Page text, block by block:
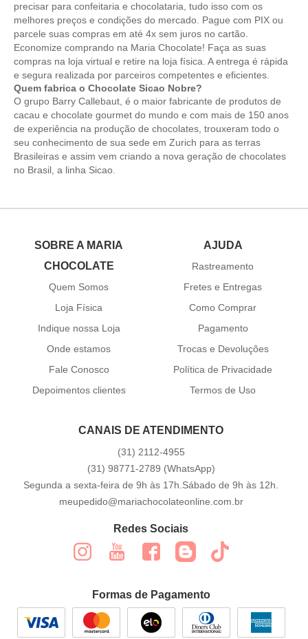
precisar para confeitaria e chocolataria, tudo isso com os
melhores preços e condições do mercado. Pague com PIX ou
parcele suas compras em até 4x sem juros no cartão.
Economize comprando na Maria Chocolate! Faça as suas
compras na loja virtual e retire na loja física. A entrega é rápida
e segura realizada por parceiros competentes e eficientes.
Quem fabrica o Chocolate Sicao Nobre?
O grupo Barry Callebaut, é o maior fabricante de produtos de
cacau e chocolate gourmet do mundo e com mais de 150 anos
de experiência na produção de chocolates, trouxeram todo o
seu conhecimento de sua sede em Zurich para as terras
Brasileiras e assim vem criando a nova geração de chocolates
no Brasil, a linha Sicao.
SOBRE A MARIA
CHOCOLATE
Quem Somos
Loja Física
Indique nossa Loja
Onde estamos
Fale Conosco
Depoimentos clientes
AJUDA
Rastreamento
Fretes e Entregas
Como Comprar
Pagamento
Trocas e Devoluções
Política de Privacidade
Termos de Uso
CANAIS DE ATENDIMENTO
(31) 2112-4955
(31) 98771-2789 (WhatsApp)
Segunda a sexta-feira de 9h às 17h.Sábado de 9h às 12h.
meupedido@mariachocolateonline.com.br
Redes Sociais
Formas de Pagamento